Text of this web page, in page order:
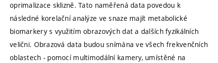
oprimalizace sklizně. Tato naměřená data povedou k
následné korelační analýze ve snaze majít metabolické
biomarkery s využitím obrazových dat a dalších fyzikálních
velični. Obrazová data budou snímána ve všech frekvenčních
oblastech - pomocí multimodální kamery, umístěné na